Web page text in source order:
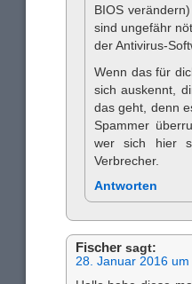
BIOS
sind ungefähr
der Antivirus-
Wenn das für
sich auskennt,
das geht, denn
Spammer
wer sich hier
Verbrecher.
Antworten
Fischer sagt:
28. Januar 2016